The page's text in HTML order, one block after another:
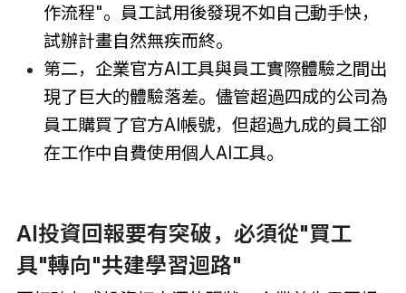
作流程"。員工試用後發現不如自己動手快，
試辦計畫自然無疾而終。
第二，企業官方AI工具與員工實際體驗之間出
現了巨大的體驗落差。儘管超過四成的公司為
員工購買了官方AI帳號，但超過九成的員工卻
在工作中自費使用個人AI工具。
AI投資回報要有突破，必須從"買工
具"轉向"共建學習迴路"